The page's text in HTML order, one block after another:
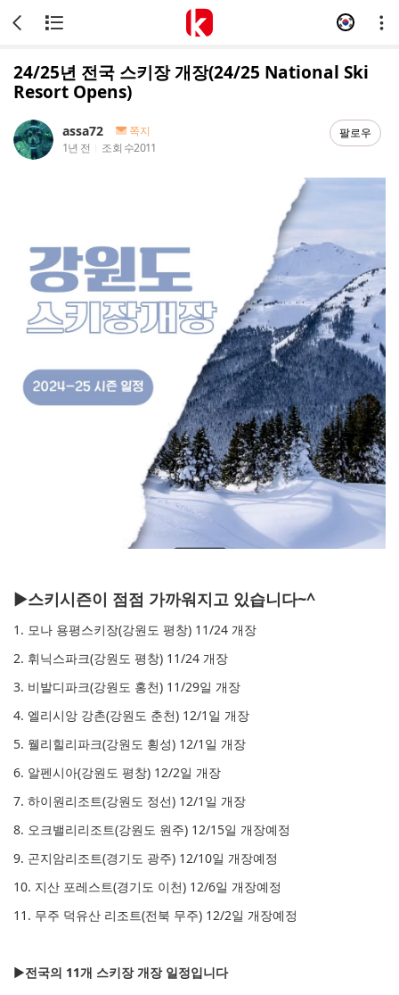
24/25년 전국 스키장 개장(24/25 National Ski
Resort Opens)
assa72
쪽지
1년 전
조회 수2011
팔로우
▶스키시즌이 점점 가까워지고 있습니다~^
1. 모나 용평스키장(강원도 평창) 11/24 개장
2. 휘닉스파크(강원도 평창) 11/24 개장
3. 비발디파크(강원도 홍천) 11/29일 개장
4. 엘리시앙 강촌(강원도 춘천) 12/1일 개장
5. 웰리힐리파크(강원도 횡성) 12/1일 개장
6. 알펜시아(강원도 평창) 12/2일 개장
7. 하이원리조트(강원도 정선) 12/1일 개장
8. 오크밸리리조트(강원도 원주) 12/15일 개장예정
9. 곤지암리조트(경기도 광주) 12/10일 개장예정
10. 지산 포레스트(경기도 이천) 12/6일 개장예정
11. 무주 덕유산 리조트(전북 무주) 12/2일 개장예정
▶전국의 11개 스키장 개장 일정입니다